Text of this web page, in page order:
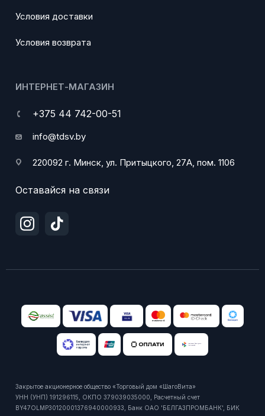
Условия доставки
Условия возврата
ИНТЕРНЕТ-МАГАЗИН
+375 44 742-00-51
info@tdsv.by
220092 г. Минск, ул. Притыцкого, 27А, пом. 1106
Оставайся на связи
Закрытое акционерное общество «Торговый дом «ШагоВита»
УНН (УНП) 191296115, ОКПО 379039035000, Расчетный счет
BY47OLMP30120001376940000933, Банк ОАО 'БЕЛГАЗПРОМБАНК', БИК